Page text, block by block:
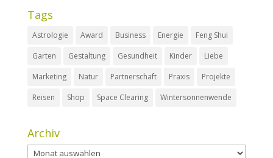
Tags
Astrologie Award Business Energie
Feng Shui
Garten
Gestaltung Gesundheit Kinder
Liebe
Marketing
Natur Partnerschaft Praxis
Projekte
Reisen
Shop Space Clearing Wintersonnenwende
Archiv
Archiv